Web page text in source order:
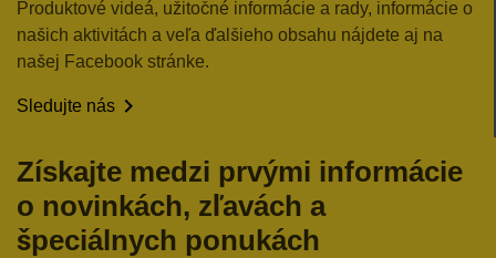
Produktové videá, užitočné informácie a rady, informácie o
našich aktivitách a veľa ďalšieho obsahu nájdete aj na
našej Facebook stránke.
Sledujte nás 
Získajte medzi prvými informácie
o novinkách, zľavách a
špeciálnych ponukách